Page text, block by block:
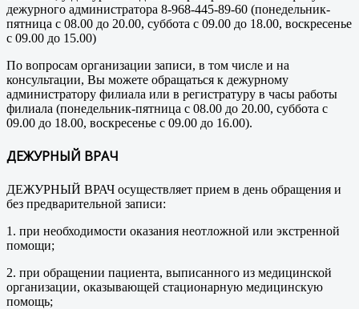
дежурного администратора 8-968-445-89-60 (понедельник-
пятница с 08.00 до 20.00, суббота с 09.00 до 18.00, воскресенье
с 09.00 до 15.00)
По вопросам организации записи, в том числе и на
консультации, Вы можете обращаться к дежурному
администратору филиала или в регистратуру в часы работы
филиала (понедельник-пятница с 08.00 до 20.00, суббота с
09.00 до 18.00, воскресенье с 09.00 до 16.00).
ДЕЖУРНЫЙ ВРАЧ
ДЕЖУРНЫЙ ВРАЧ осуществляет прием в день обращения и
без предварительной записи:
1. при необходимости оказания неотложной или экстренной
помощи;
2. при обращении пациента, выписанного из медицинской
организации, оказывающей стационарную медицинскую
помощь;